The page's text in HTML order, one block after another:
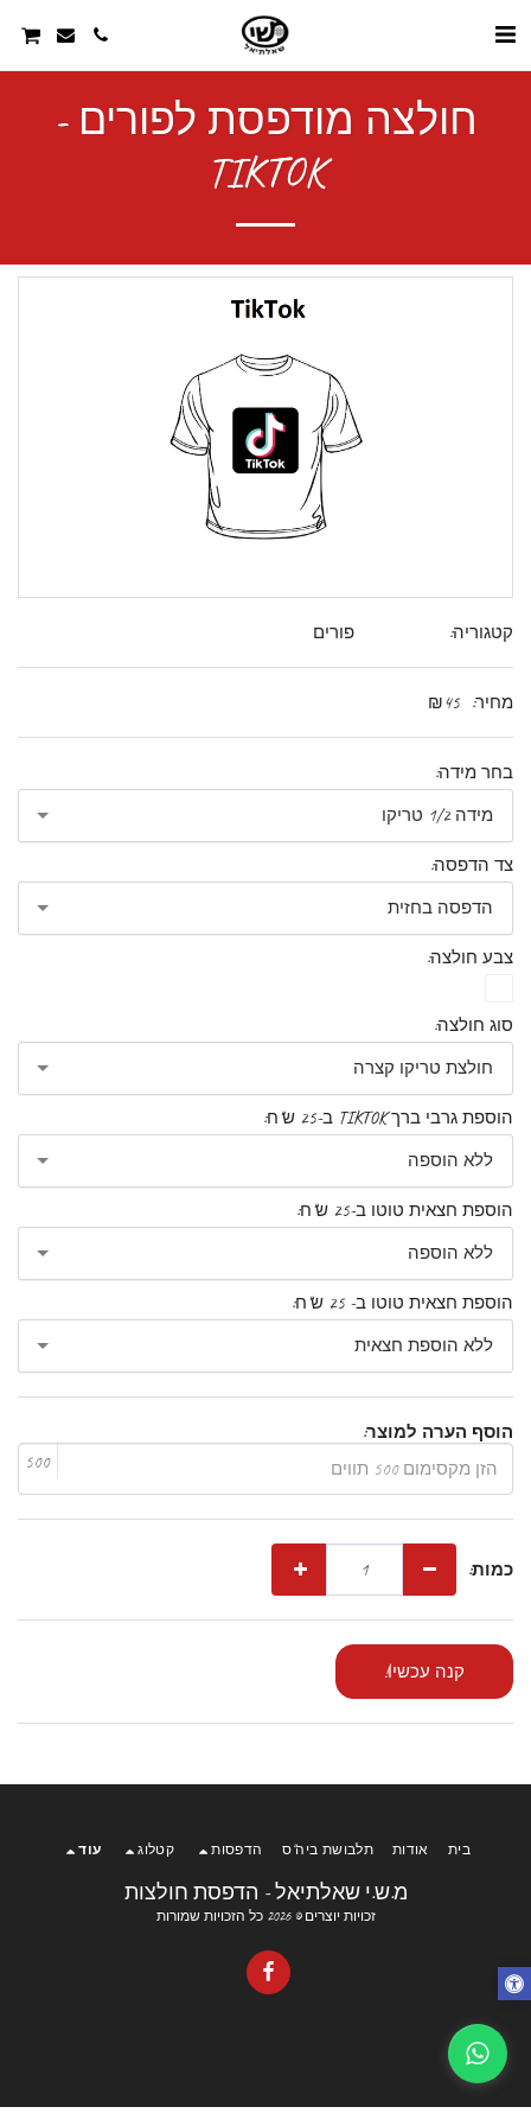
חולצה מודפסת לפורים -
TIKTOK
קטגוריה: פורים
מחיר: ₪45
בחר מידה:
מידה 1/2 טריקו
צד הדפסה:
הדפסה בחזית
צבע חולצה:
סוג חולצה:
חולצת טריקו קצרה
הוספת גרבי ברך TIKTOK ב-25 ש"ח:
ללא הוספה
הוספת חצאית טוטו ב-25 ש"ח:
ללא הוספה
הוספת חצאית טוטו ב- 25 ש"ח:
ללא הוספת חצאית
הוסף הערה למוצר:
500
כמות:
קנה עכשיו!
מ.ש.י שאלתיאל - הדפסת חולצות
זכויות יוצרים © 2026 כל הזכויות שמורות
בית אודות תלבושת ביה"ס הדפסות קטלוג עוד